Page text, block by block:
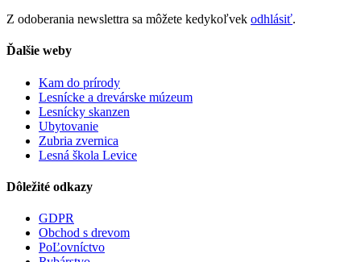
Z odoberania newslettra sa môžete kedykoľvek odhlásiť.
Ďalšie weby
Kam do prírody
Lesnícke a drevárske múzeum
Lesnícky skanzen
Ubytovanie
Zubria zvernica
Lesná škola Levice
Dôležité odkazy
GDPR
Obchod s drevom
PoĽovníctvo